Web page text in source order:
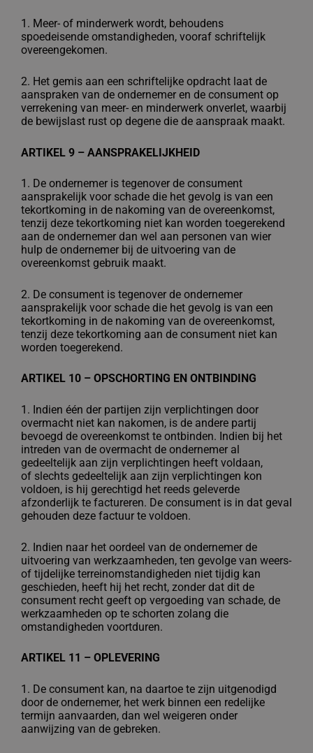
1. Meer- of minderwerk wordt, behoudens
spoedeisende omstandigheden, vooraf schriftelijk
overeengekomen.
2. Het gemis aan een schriftelijke opdracht laat de
aanspraken van de ondernemer en de consument op
verrekening van meer- en minderwerk onverlet, waarbij
de bewijslast rust op degene die de aanspraak maakt.
ARTIKEL 9 – AANSPRAKELIJKHEID
1. De ondernemer is tegenover de consument
aansprakelijk voor schade die het gevolg is van een
tekortkoming in de nakoming van de overeenkomst,
tenzij deze tekortkoming niet kan worden toegerekend
aan de ondernemer dan wel aan personen van wier
hulp de ondernemer bij de uitvoering van de
overeenkomst gebruik maakt.
2. De consument is tegenover de ondernemer
aansprakelijk voor schade die het gevolg is van een
tekortkoming in de nakoming van de overeenkomst,
tenzij deze tekortkoming aan de consument niet kan
worden toegerekend.
ARTIKEL 10 – OPSCHORTING EN ONTBINDING
1. Indien één der partijen zijn verplichtingen door
overmacht niet kan nakomen, is de andere partij
bevoegd de overeenkomst te ontbinden. Indien bij het
intreden van de overmacht de ondernemer al
gedeeltelijk aan zijn verplichtingen heeft voldaan,
of slechts gedeeltelijk aan zijn verplichtingen kon
voldoen, is hij gerechtigd het reeds geleverde
afzonderlijk te factureren. De consument is in dat geval
gehouden deze factuur te voldoen.
2. Indien naar het oordeel van de ondernemer de
uitvoering van werkzaamheden, ten gevolge van weers-
of tijdelijke terreinomstandigheden niet tijdig kan
geschieden, heeft hij het recht, zonder dat dit de
consument recht geeft op vergoeding van schade, de
werkzaamheden op te schorten zolang die
omstandigheden voortduren.
ARTIKEL 11 – OPLEVERING
1. De consument kan, na daartoe te zijn uitgenodigd
door de ondernemer, het werk binnen een redelijke
termijn aanvaarden, dan wel weigeren onder
aanwijzing van de gebreken.